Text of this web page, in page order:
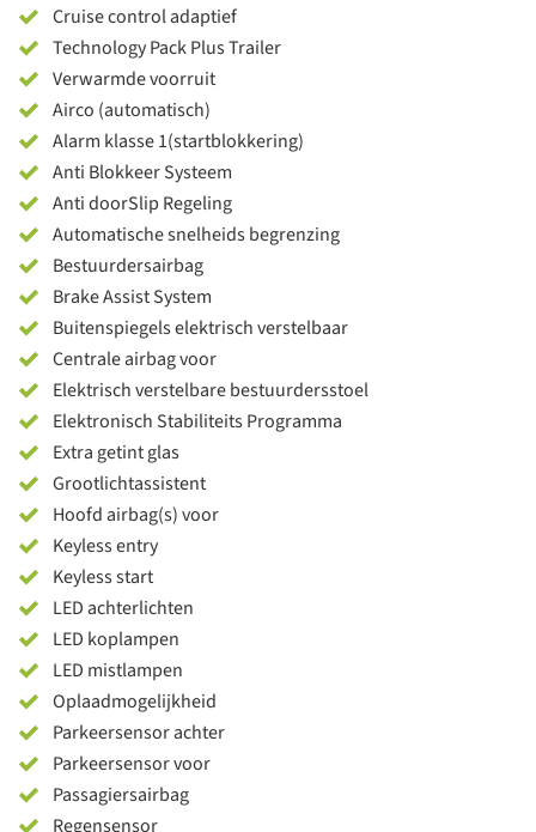
Cruise control adaptief
Technology Pack Plus Trailer
Verwarmde voorruit
Airco (automatisch)
Alarm klasse 1(startblokkering)
Anti Blokkeer Systeem
Anti doorSlip Regeling
Automatische snelheids begrenzing
Bestuurdersairbag
Brake Assist System
Buitenspiegels elektrisch verstelbaar
Centrale airbag voor
Elektrisch verstelbare bestuurdersstoel
Elektronisch Stabiliteits Programma
Extra getint glas
Grootlichtassistent
Hoofd airbag(s) voor
Keyless entry
Keyless start
LED achterlichten
LED koplampen
LED mistlampen
Oplaadmogelijkheid
Parkeersensor achter
Parkeersensor voor
Passagiersairbag
Regensensor